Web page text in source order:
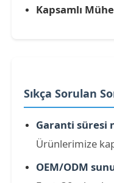
Kapsamlı
Sıkça Sorulan
Garanti süresi
Ürünlerimize
OEM/ODM